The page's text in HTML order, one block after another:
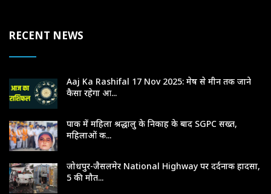
RECENT NEWS
Aaj Ka Rashifal 17 Nov 2025: मेष से मीन तक जाने
कैसा रहेगा आ...
पाक में महिला श्रद्धालु के निकाह के बाद SGPC सख्त,
महिलाओं क...
जोधपुर-जैसलमेर National Highway पर दर्दनाक हादसा,
5 की मौत...